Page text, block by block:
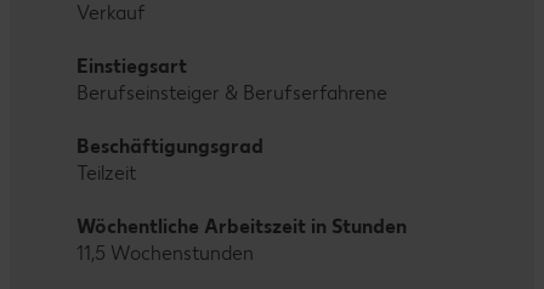
Verkauf
Einstiegsart
Berufseinsteiger & Berufserfahrene
Beschäftigungsgrad
Teilzeit
Wöchentliche Arbeitszeit in Stunden
11,5 Wochenstunden